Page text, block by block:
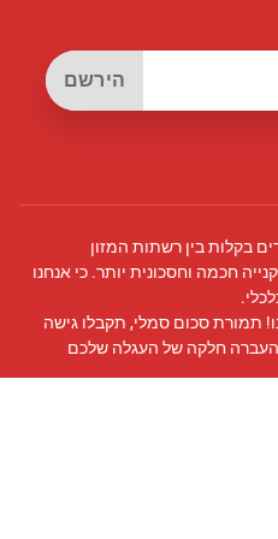
הירשם
בקלות בין רשתות המזון
חכמה וחסכונית יותר. כי אנחנו
תמורת סכום סמלי, תקבלו גישה
חלקה של העגלה שלכם